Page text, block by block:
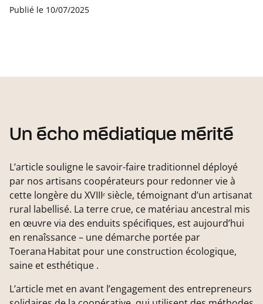
Publié le 10/07/2025
Un écho médiatique mérité
L’article souligne le savoir-faire traditionnel déployé
par nos artisans coopérateurs pour redonner vie à
cette longère du XVIIIᵉ siècle, témoignant d’un artisanat
rural labellisé. La terre crue, ce matériau ancestral mis
en œuvre via des enduits spécifiques, est aujourd’hui
en renaîssance – une démarche portée par
Toerana Habitat pour une construction écologique,
saine et esthétique .
L’article met en avant l’engagement des entrepreneurs